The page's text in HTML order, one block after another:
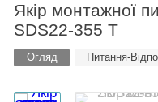
Якір монтажної
SDS22-355 T
Огляд Питання-